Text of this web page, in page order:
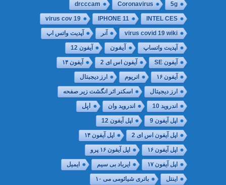
5g
Coronavirus
drcccam
INTEL CES
IPHONE 11
virus cov 19
virus covid 19 wiki آنر آپدیت واتس اپ
آپدیت واتساپ آیفون آیفون 12
آیفون SE آیفون اس ای 2 آیفون ۱۴
آیفون ۱۶ اتریوم ارز دیجبتال
ارز دیجیتال اسکنر اثر انگشت زیر صفحه
اندروید 10 اندروید وان اپل
اپل آیفون 9 اپل آیفون 12
اپل آیفون اس ای 2 اپل آیفون ۱۴
اپل آیفون ۱۶ اپل آیفون ۱۶ پرو
اپل آیفون ۱۷ ایرباد بی سیم ایمیل
اینتل باتری شیائومی می ۱۰